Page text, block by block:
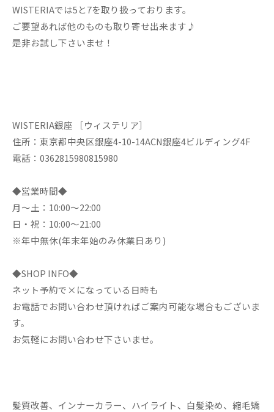
WISTERIAでは5と7を取り扱っております。
ご要望あれば他のものも取り寄せ出来ます♪
是非お試し下さいませ！
WISTERIA銀座 ［ウィステリア］
住所：東京都中央区銀座4-10-14ACN銀座4ビルディング4F
電話：0362815980815980
◆営業時間◆
月～土：10:00～22:00
日・祝：10:00～21:00
※年中無休(年末年始のみ休業日あり)
◆SHOP INFO◆
ネット予約で×になっている日時も
お電話でお問い合わせ頂ければご案内可能な場合もございま
す。
お気軽にお問い合わせ下さいませ。
髪質改善、インナーカラー、ハイライト、白髪染め、縮毛矯